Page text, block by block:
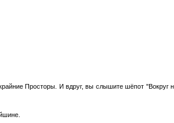
Просторы. И вдруг, вы слышите шёпот "Вокруг